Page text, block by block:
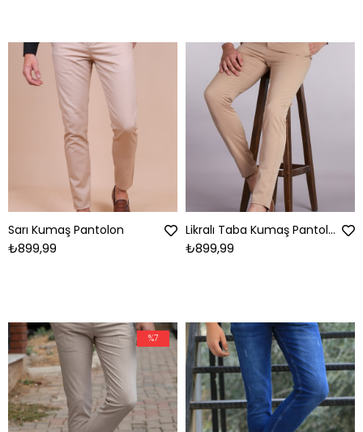
Sarı Kumaş Pantolon
₺899,99
Likralı Taba Kumaş Pantolon
₺899,99
%7